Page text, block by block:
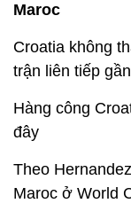
Maroc
Croatia không
trận liên tiếp
Hàng công
đây
Theo
Maroc ở World